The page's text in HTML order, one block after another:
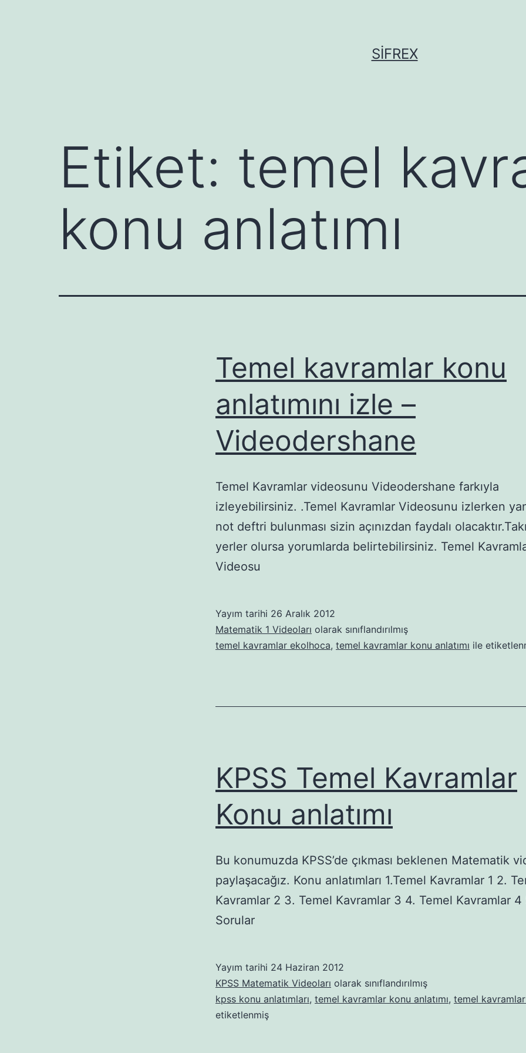
SIFREX
Etiket: temel
konu anlatımı
Temel kavramlar konu
anlatımını izle –
Videodershane
Temel Kavramlar videosunu Videodershane farkıyla
izleyebilirsiniz. .Temel Kavramlar Videosunu izlerken
not deftri bulunması sizin açınızdan faydalı
yerler olursa yorumlarda belirtebilirsiniz. Temel
Videosu
Yayım tarihi 26 Aralık 2012
Matematik 1 Videoları olarak sınıflandırılmış
temel kavramlar ekolhoca, temel kavramlar konu anlatımı ile
KPSS Temel Kavramlar
Konu anlatımı
Bu konumuzda KPSS’de çıkması beklenen Matematik
paylaşacağız. Konu anlatımları 1.Temel Kavramlar 1 2.
Kavramlar 2 3. Temel Kavramlar 3 4. Temel Kavramlar 4
Sorular
Yayım tarihi 24 Haziran 2012
KPSS Matematik Videoları olarak sınıflandırılmış
kpss konu anlatımları, temel kavramlar konu anlatımı, temel
etiketlenmiş